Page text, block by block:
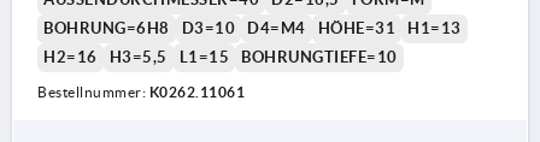
BOHRUNG=6H8
D3=10 D4=M4 HÖHE=31
H1=13
H2=16
H3=5,5 L1=15 BOHRUNGTIEFE=10
Bestellnummer: K0262.11061